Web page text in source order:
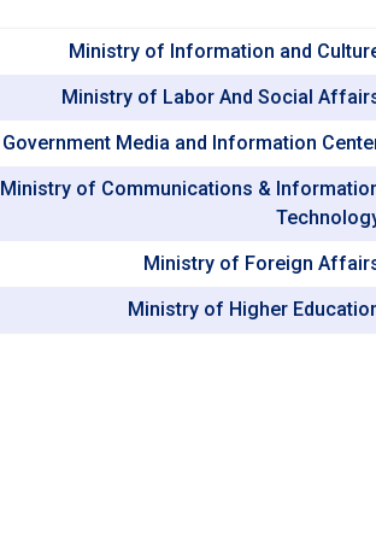
Ministry of Information and
Ministry of Labor And Social
Government Media and Information
Ministry of Communications &
Ministry of Foreign
Ministry of Higher